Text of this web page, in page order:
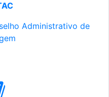
Administrativo de